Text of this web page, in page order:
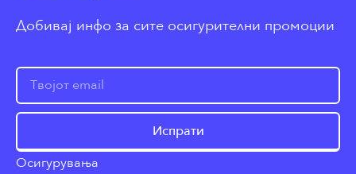
Добивај инфо за сите осигурителни промоции
Испрати
Осигурувања